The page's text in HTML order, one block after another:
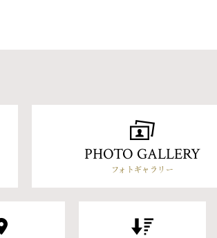
PHOTO GALLERY
フォトギャラリー